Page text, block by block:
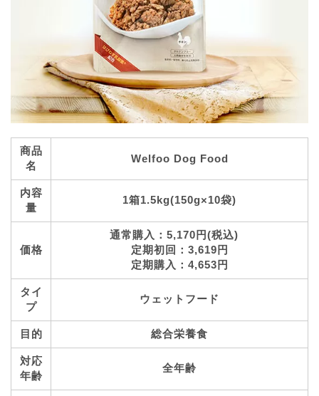
商品
名
Welfoo Dog Food
内容
量
1箱1.5kg(150g×10袋)
価格
通常購入：5,170円(税込)
定期初回：3,619円
定期購入：4,653円
タイ
プ
ウェットフード
目的 総合栄養食
対応
年齢
全年齢